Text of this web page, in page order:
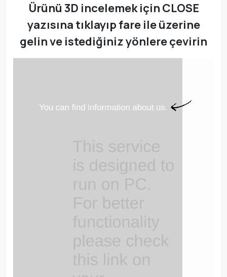
Ürünü 3D incelemek için CLOSE
yazısına tıklayıp fare ile üzerine
gelin ve istediğiniz yönlere çevirin